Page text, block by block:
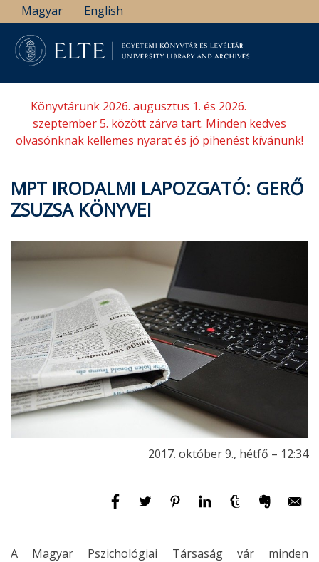
Ugrás
a
tartalomra
Magyar English
Könyvtárunk 2026. augusztus 1. és 2026.
szeptember 5. között zárva tart. Minden kedves
olvasónknak kellemes nyarat és jó pihenést kívánunk!
MPT IRODALMI LAPOZGATÓ: GERŐ
ZSUZSA KÖNYVEI
2017. október 9., hétfő – 12:34
A Magyar Pszichológiai Társaság vár minden